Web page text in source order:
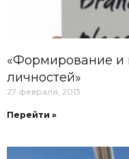
«Формирование и
личностей»
27 февраля, 2013
Перейти »